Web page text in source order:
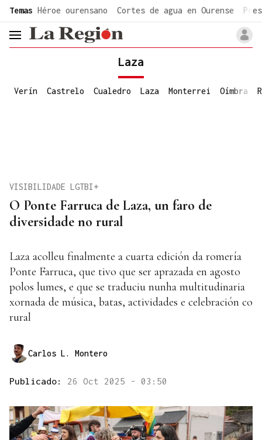
common.go-to-content
Temas Héroe ourensano Cortes de agua en Ourense
header.menu.open
Laza
Verín Castrelo Cualedro Laza Monterrei Oímbra
O Ponte Farruca de Laza, un faro de
diversidade no rural
VISIBILIDADE LGTBI+
Laza acolleu finalmente a cuarta edición da romería
Ponte Farruca, que tivo que ser aprazada en agosto
polos lumes, e que se traduciu nunha multitudinaria
xornada de música, batas, actividades e celebración co
rural
Carlos L. Montero
Publicado: 26 Oct 2025 - 03:50